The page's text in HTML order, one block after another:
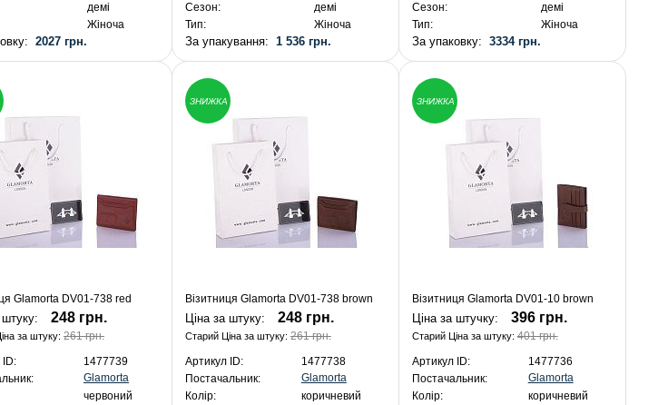
демі
Жіноча
2027 грн.
Сезон:
демі
Тип:
Жіноча
За упакування: 1 536 грн.
Сезон:
демі
Тип:
Жіноча
За упаковку: 3334 грн.
Glamorta DV01-738 red
штуку: 248 грн.
за штуку: 261 грн.
ID:
1477739
Glamorta
червоний
ЗНИЖКА
Візитниця Glamorta DV01-738 brown
Ціна за штуку: 248 грн.
Старий Ціна за штуку: 261 грн.
Артикул ID:
1477738
Постачальник:
Glamorta
Колір:
коричневий
ЗНИЖКА
Візитниця Glamorta DV01-10 brown
Ціна за штучку: 396 грн.
Старий Ціна за штуку:401 грн.
Артикул ID:
1477736
Постачальник:
Glamorta
Колір:
коричневий